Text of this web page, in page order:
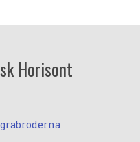
Horisont